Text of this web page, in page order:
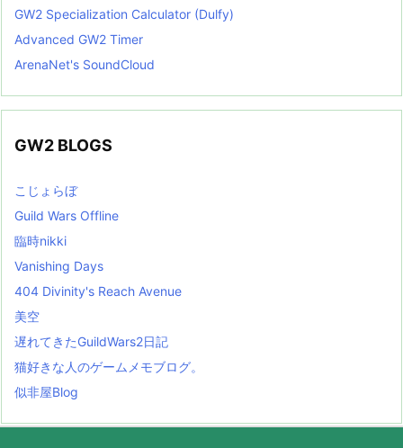
GW2 Specialization Calculator (Dulfy)
Advanced GW2 Timer
ArenaNet's SoundCloud
GW2 BLOGS
こじょらぼ
Guild Wars Offline
臨時nikki
Vanishing Days
404 Divinity's Reach Avenue
美空
遅れてきたGuildWars2日記
猫好きな人のゲームメモブログ。
似非屋Blog